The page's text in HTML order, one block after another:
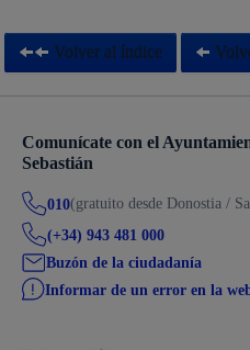
Volver al índice
Comunícate con el
Sebastián
010(gratuito desde Donostia /
(+34) 943 481 000
Buzón de la ciudadanía
Informar de un error en la